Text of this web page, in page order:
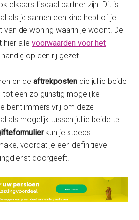
elkaars fiscaal partner zijn. Dit is
als je samen een kind hebt of je
van de woning waarin je woont. De
hier allevoorwaarden voor het
handig op een rij gezet.
en deaftrekposten die jullie beide
tot een zo gunstig mogelijke
bent immers vrij om deze
als mogelijk tussen jullie beide te
kun je steeds
voordat je een definitieve
doorgeeft.